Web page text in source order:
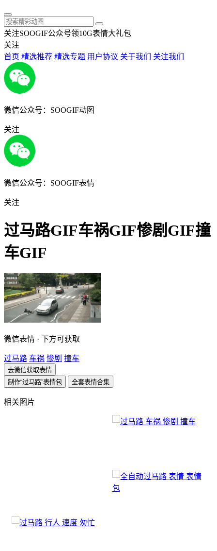
关注SOOGIF公众号领10G表情大礼包
关注
首页 精选推荐 精选专题 用户协议 关于我们 关注我们
微信公众号：SOOGIF动图
关注
微信公众号：SOOGIF表情
关注
过马路GIF车祸GIF惨剧GIF撞
车GIF
微信表情 · 下方可获取
过马路 车祸 惨剧 撞车
去微信获取表情
制作“过马路”表情包
全套表情合集
相关图片